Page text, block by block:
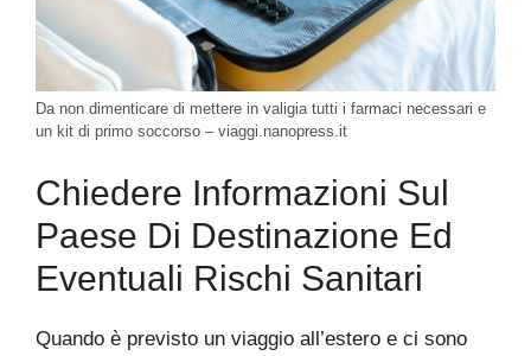
Da non dimenticare di mettere in valigia tutti i farmaci necessari e
un kit di primo soccorso – viaggi.nanopress.it
Chiedere Informazioni Sul
Paese Di Destinazione Ed
Eventuali Rischi Sanitari
Quando è previsto un viaggio all’estero e ci sono